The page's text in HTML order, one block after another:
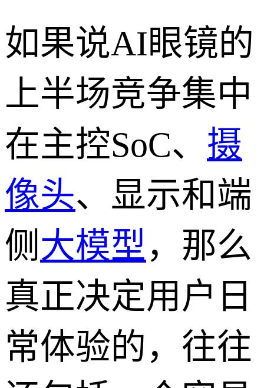
如果说AI眼镜的
上半场竞争集中
在主控SoC、 摄
像头、显示和端
侧 大模型，那么
真正决定用户日
常体验的，往往